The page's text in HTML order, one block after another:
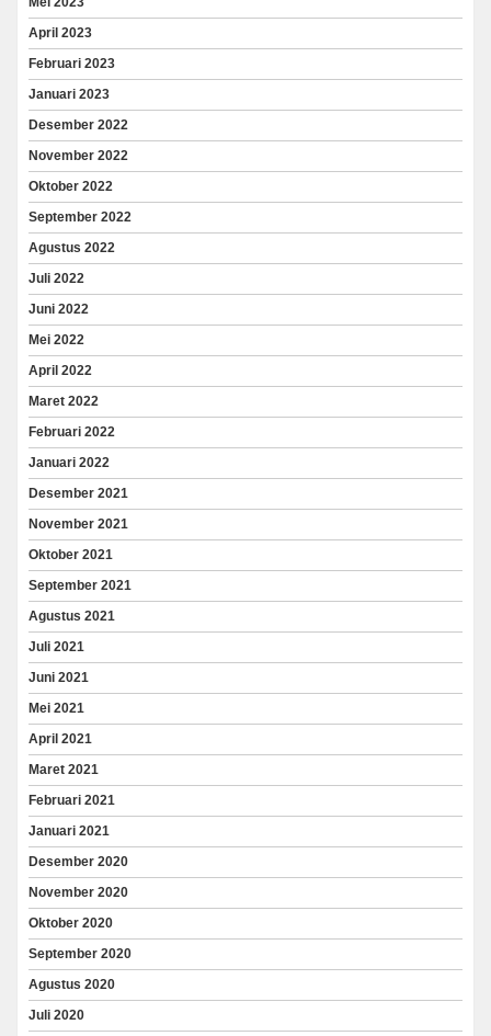
April 2023
Februari 2023
Januari 2023
Desember 2022
November 2022
Oktober 2022
September 2022
Agustus 2022
Juli 2022
Juni 2022
Mei 2022
April 2022
Maret 2022
Februari 2022
Januari 2022
Desember 2021
November 2021
Oktober 2021
September 2021
Agustus 2021
Juli 2021
Juni 2021
Mei 2021
April 2021
Maret 2021
Februari 2021
Januari 2021
Desember 2020
November 2020
Oktober 2020
September 2020
Agustus 2020
Juli 2020